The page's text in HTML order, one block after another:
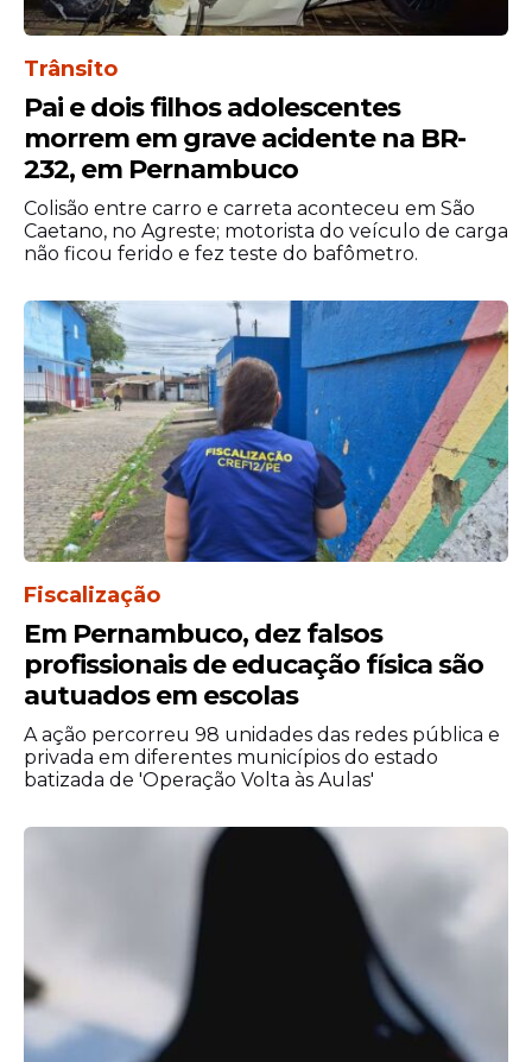
Trânsito
Pai e dois filhos adolescentes
morrem em grave acidente na BR-
232, em Pernambuco
Colisão entre carro e carreta aconteceu em São
Caetano, no Agreste; motorista do veículo de carga
não ficou ferido e fez teste do bafômetro.
Fiscalização
Em Pernambuco, dez falsos
profissionais de educação física são
autuados em escolas
A ação percorreu 98 unidades das redes pública e
privada em diferentes municípios do estado
batizada de 'Operação Volta às Aulas'